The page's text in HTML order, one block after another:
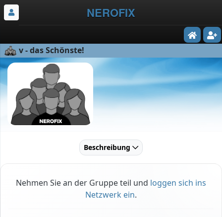
NEROFIX
v - das Schönste!
Beschreibung
Nehmen Sie an der Gruppe teil und loggen sich ins
Netzwerk ein.